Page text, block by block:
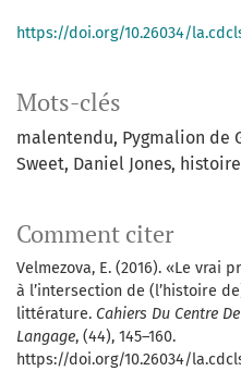
Mots-clés
malentendu, Pygmalion de
Sweet, Daniel Jones,
Comment citer
Velmezova, E. (2016). «Le vrai
à l’intersection de (l’histoire
littérature. Cahiers Du Centre
Langage, (44), 145–160.
https://doi.org/10.26034/
https://doi.org/10.26034/